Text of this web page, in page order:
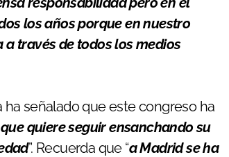
los años porque en nuestro
través de todos los medios
ha señalado que este congreso ha
quiere seguir ensanchando su
”. Recuerda que “a Madrid se ha